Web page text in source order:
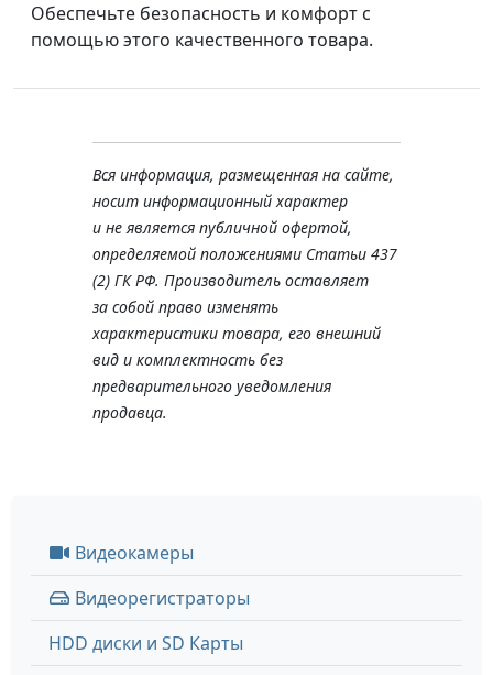
Обеспечьте безопасность и комфорт с
помощью этого качественного товара.
Вся информация, размещенная на сайте,
носит информационный характер
и не является публичной офертой,
определяемой положениями Статьи 437
(2) ГК РФ. Производитель оставляет
за собой право изменять
характеристики товара, его внешний
вид и комплектность без
предварительного уведомления
продавца.
Видеокамеры
Видеорегистраторы
HDD диски и SD Карты